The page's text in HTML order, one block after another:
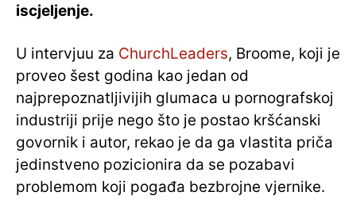
iscjeljenje.
U intervjuu za ChurchLeaders, Broome, koji je
proveo šest godina kao jedan od
najprepoznatljivijih glumaca u pornografskoj
industriji prije nego što je postao kršćanski
govornik i autor, rekao je da ga vlastita priča
jedinstveno pozicionira da se pozabavi
problemom koji pogađa bezbrojne vjernike.